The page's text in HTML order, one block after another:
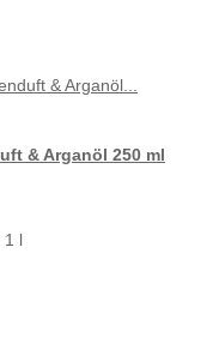
& Arganöl 250 ml
1 l